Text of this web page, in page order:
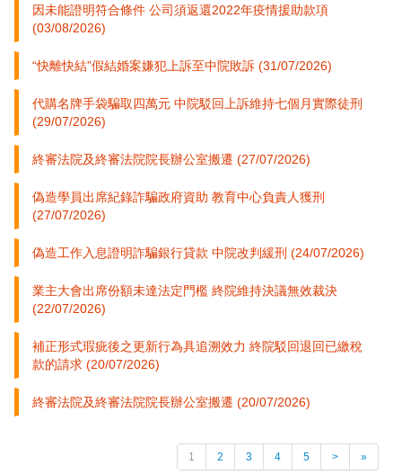
下載區
法院電子平台
因未能證明符合條件 公司須返還2022年疫情援助款項
(03/08/2026)
“快離快結”假結婚案嫌犯上訴至中院敗訴 (31/07/2026)
代購名牌手袋騙取四萬元 中院駁回上訴維持七個月實際徒刑
(29/07/2026)
終審法院及終審法院院長辦公室搬遷 (27/07/2026)
偽造學員出席紀錄詐騙政府資助 教育中心負責人獲刑
(27/07/2026)
偽造工作入息證明詐騙銀行貸款 中院改判緩刑 (24/07/2026)
業主大會出席份額未達法定門檻 終院維持決議無效裁決
(22/07/2026)
補正形式瑕疵後之更新行為具追溯效力 終院駁回退回已繳稅
款的請求 (20/07/2026)
終審法院及終審法院院長辦公室搬遷 (20/07/2026)
1 2 3 4 5 > »